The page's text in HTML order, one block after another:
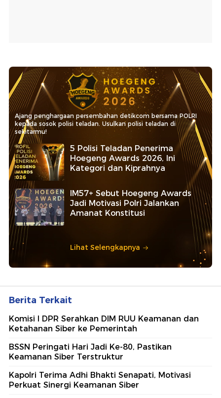
Ajang penghargaan persembahan detikcom bersama POLRI
kepada sosok polisi teladan. Usulkan polisi teladan di
sekitarmu!
5 Polisi Teladan Penerima
Hoegeng Awards 2026, Ini
Kategori dan Kiprahnya
IM57+ Sebut Hoegeng Awards
Jadi Motivasi Polri Jalankan
Amanat Konstitusi
Lihat Selengkapnya
Berita Terkait
Komisi I DPR Serahkan DIM RUU Keamanan dan
Ketahanan Siber ke Pemerintah
BSSN Peringati Hari Jadi Ke-80, Pastikan
Keamanan Siber Terstruktur
Kapolri Terima Adhi Bhakti Senapati, Motivasi
Perkuat Sinergi Keamanan Siber